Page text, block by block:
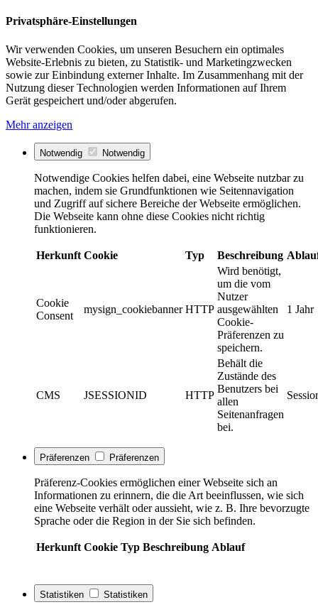
Privatsphäre-Einstellungen
Wir verwenden Cookies, um unseren Besuchern ein optimales
Website-Erlebnis zu bieten, zu Statistik- und Marketingzwecken
sowie zur Einbindung externer Inhalte. Im Zusammenhang mit der
Nutzung dieser Technologien werden Informationen auf Ihrem
Gerät gespeichert und/oder abgerufen.
Mehr anzeigen
Notwendig Notwendig
Notwendige Cookies helfen dabei, eine Webseite nutzbar zu
machen, indem sie Grundfunktionen wie Seitennavigation
und Zugriff auf sichere Bereiche der Webseite ermöglichen.
Die Webseite kann ohne diese Cookies nicht richtig
funktionieren.
Herkunft Cookie Typ Beschreibung
Cookie
Consent
mysign_cookiebanner HTTP
Wird benötigt,
um die vom
Nutzer
ausgewählten
Cookie-
Präferenzen zu
speichern.
1 Jahr
CMS JSESSIONID HTTP
Behält die
Zustände des
Benutzers bei
allen
Seitenanfragen
bei.
Präferenzen Präferenzen
Präferenz-Cookies ermöglichen einer Webseite sich an
Informationen zu erinnern, die die Art beeinflussen, wie sich
eine Webseite verhält oder aussieht, wie z. B. Ihre bevorzugte
Sprache oder die Region in der Sie sich befinden.
Herkunft Cookie Typ Beschreibung Ablauf
Statistiken Statistiken